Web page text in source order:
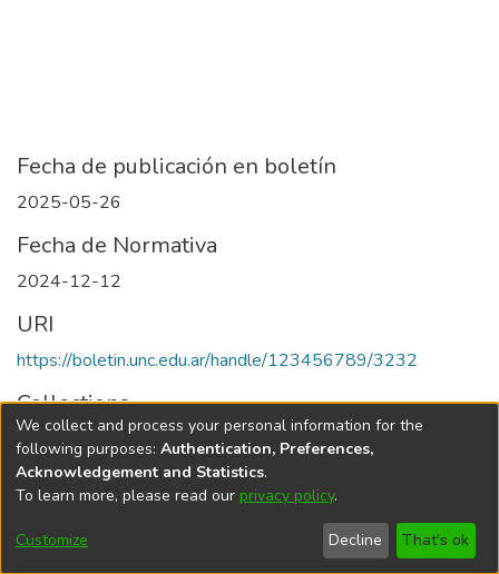
Fecha de publicación en boletín
2025-05-26
Fecha de Normativa
2024-12-12
URI
https://boletin.unc.edu.ar/handle/123456789/3232
Collections
Edición 001/2025 del 26 de mayo de 2025
Universidad Nacional de Córdoba
We collect and process your personal information for the
following purposes: Authentication, Preferences,
Acknowledgement and Statistics.
To learn more, please read our privacy policy.
Customize Decline That's ok